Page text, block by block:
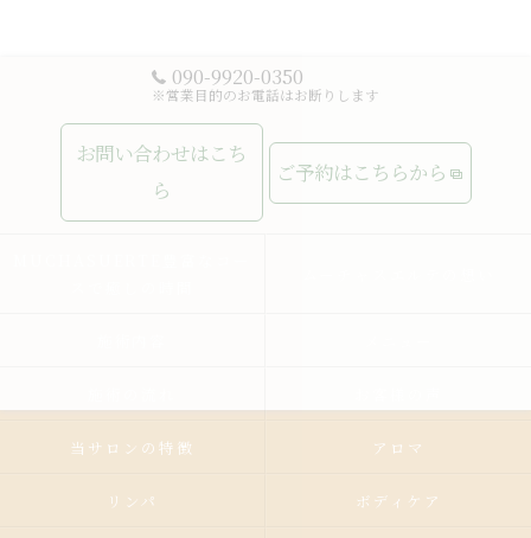
090-9920-0350
※営業目的のお電話はお断りします
お問い合わせはこち
ら
ご予約はこちらから
当サロンの特徴 アロマ
リンパ ボディケア